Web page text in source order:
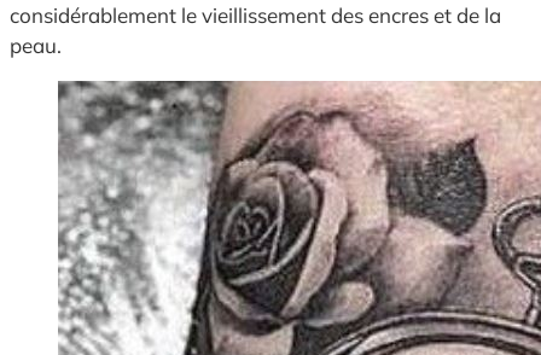
considérablement le vieillissement des encres et de la
peau.